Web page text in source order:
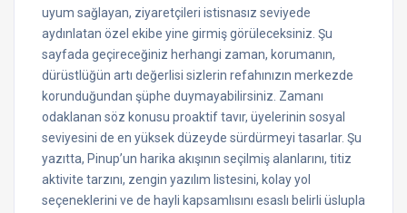
uyum sağlayan, ziyaretçileri istisnasız seviyede
aydınlatan özel ekibe yine girmiş görüleceksiniz. Şu
sayfada geçireceğiniz herhangi zaman, korumanın,
dürüstlüğün artı değerlisi sizlerin refahınızın merkezde
korunduğundan şüphe duymayabilirsiniz. Zamanı
odaklanan söz konusu proaktif tavır, üyelerinin sosyal
seviyesini de en yüksek düzeyde sürdürmeyi tasarlar. Şu
yazıtta, Pinup’un harika akışının seçilmiş alanlarını, titiz
aktivite tarzını, zengin yazılım listesini, kolay yol
seçeneklerini ve de hayli kapsamlısını esaslı belirli üslupla